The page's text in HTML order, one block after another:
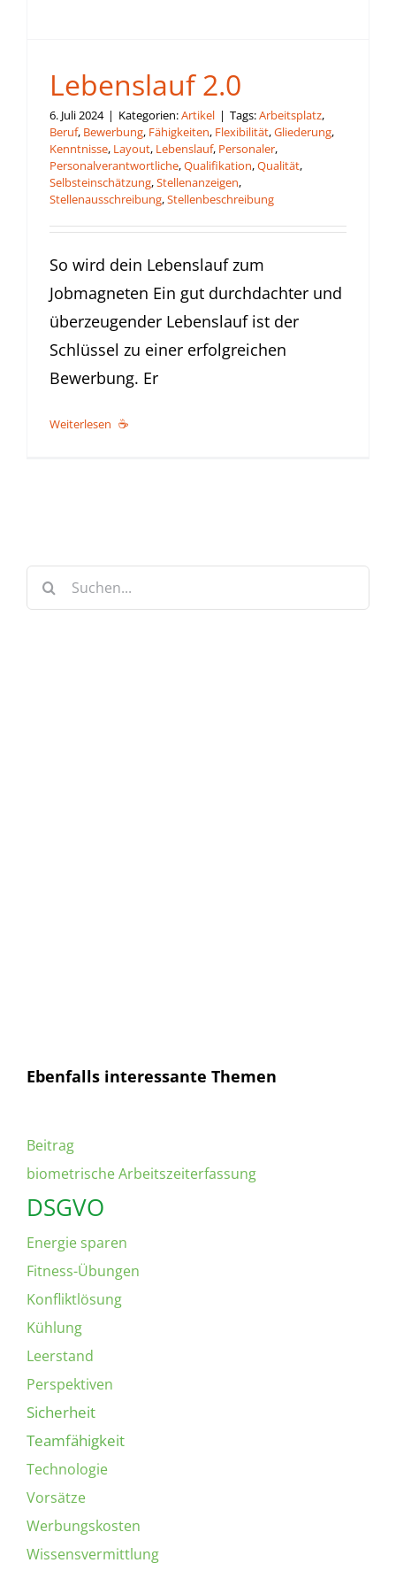
Lebenslauf 2.0
6. Juli 2024 | Kategorien:Artikel | Tags:Arbeitsplatz,
Beruf, Bewerbung, Fähigkeiten, Flexibilität,Gliederung,
Kenntnisse, Layout, Lebenslauf, Personaler,
Personalverantwortliche,Qualifikation,Qualität,
Selbsteinschätzung,Stellenanzeigen,
Stellenausschreibung,Stellenbeschreibung
So wird dein Lebenslauf zum
Jobmagneten Ein gut durchdachter und
überzeugender Lebenslauf ist der
Schlüssel zu einer erfolgreichen
Bewerbung. Er
Weiterlesen
Suche
nach:
Ebenfalls interessante Themen
Beitrag
biometrische Arbeitszeiterfassung
DSGVO
Energie sparen
Fitness-Übungen
Konfliktlösung
Kühlung
Leerstand
Perspektiven
Sicherheit
Teamfähigkeit
Technologie
Vorsätze
Werbungskosten
Wissensvermittlung